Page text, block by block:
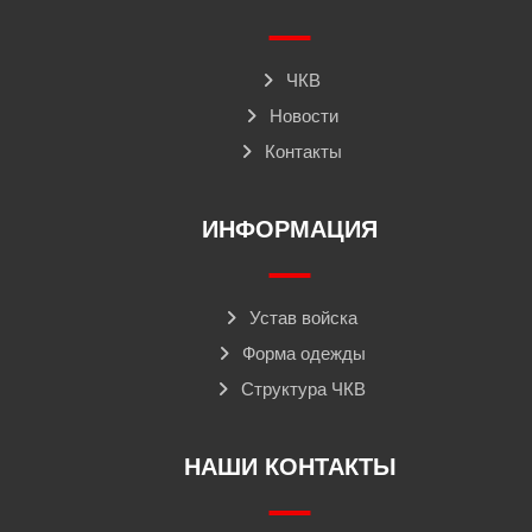
ЧКВ
Новости
Контакты
ИНФОРМАЦИЯ
Устав войска
Форма одежды
Структура ЧКВ
НАШИ КОНТАКТЫ